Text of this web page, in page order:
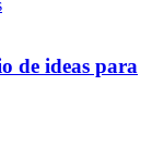
de ideas para